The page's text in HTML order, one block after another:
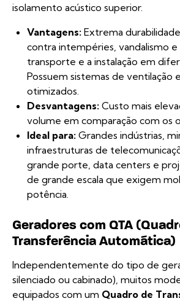
isolamento acústico superior.
Vantagens: Extrema
contra intempéries, vandalismo e
transporte e a instalação em
Possuem sistemas de ventilação
otimizados.
Desvantagens: Custo mais
volume em comparação com os
Ideal para: Grandes indústrias,
infraestruturas de
grande porte, data centers e
de grande escala que exigem
potência.
Geradores com QTA
Transferência Automática)
Independentemente do tipo de
silenciado ou cabinado), muitos
equipados com um Quadro de